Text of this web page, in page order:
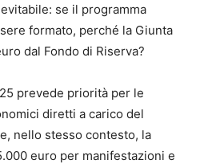
se il programma
formato, perché la Giunta
dal Fondo di Riserva?
prevede priorità per le
diretti a carico del
nello stesso contesto, la
euro per manifestazioni e